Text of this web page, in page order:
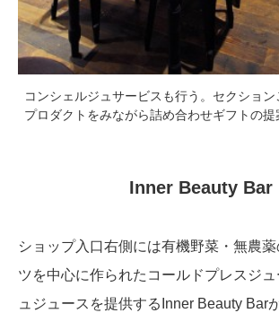
コンシェルジュサービスも行う。セクショ
プロダクトをみながら詰め合わせギフトの提
Inner Beauty Bar
ショップ入口右側には有機野菜・無農
ツを中心に作られたコールドプレスジ
ュジュースを提供するInner Beauty Bar